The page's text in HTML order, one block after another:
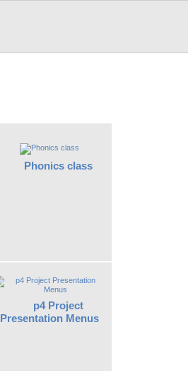
Phonics class
p4 Project
Presentation Menus